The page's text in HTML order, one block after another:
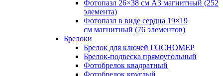
Фотопазл 26×38 см А3 магнитный (252
элемента)
Фотопазл в виде сердца 19×19
см магнитный (76 элементов)
Брелоки
Брелок для ключей ГОСНОМЕР
Брелок-подвеска прямоугольный
Фотобрелок квадратный
Фотобрелок круглый